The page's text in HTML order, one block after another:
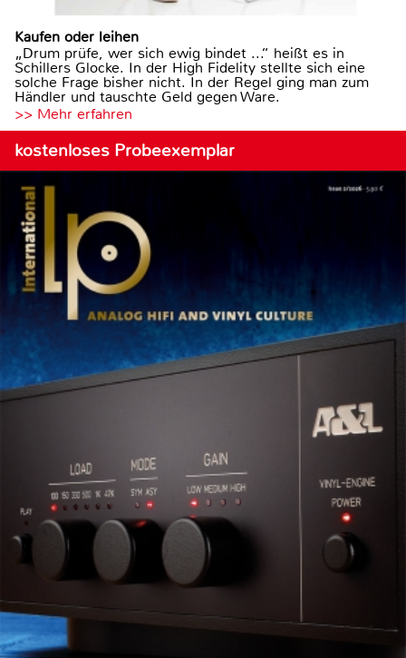
Kaufen oder leihen
„Drum prüfe, wer sich ewig bindet ...“ heißt es in
Schillers Glocke. In der High Fidelity stellte sich eine
solche Frage bisher nicht. In der Regel ging man zum
Händler und tauschte Geld gegen Ware.
>> Mehr erfahren
kostenloses Probeexemplar